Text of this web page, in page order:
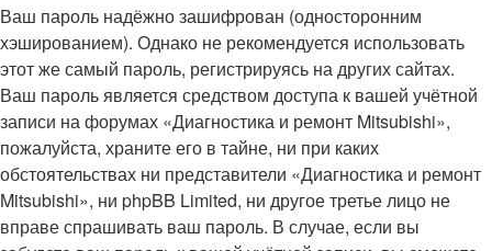
Ваш пароль надёжно зашифрован (односторонним
хэшированием). Однако не рекомендуется использовать
этот же самый пароль, регистрируясь на других сайтах.
Ваш пароль является средством доступа к вашей учётной
записи на форумах «Диагностика и ремонт Mitsubishi»,
пожалуйста, храните его в тайне, ни при каких
обстоятельствах ни представители «Диагностика и ремонт
Mitsubishi», ни phpBB Limited, ни другое третье лицо не
вправе спрашивать ваш пароль. В случае, если вы